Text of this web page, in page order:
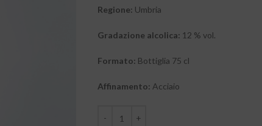
Regione: Umbria
Gradazione alcolica: 12 % vol.
Formato: Bottiglia 75 cl
Affinamento: Acciaio